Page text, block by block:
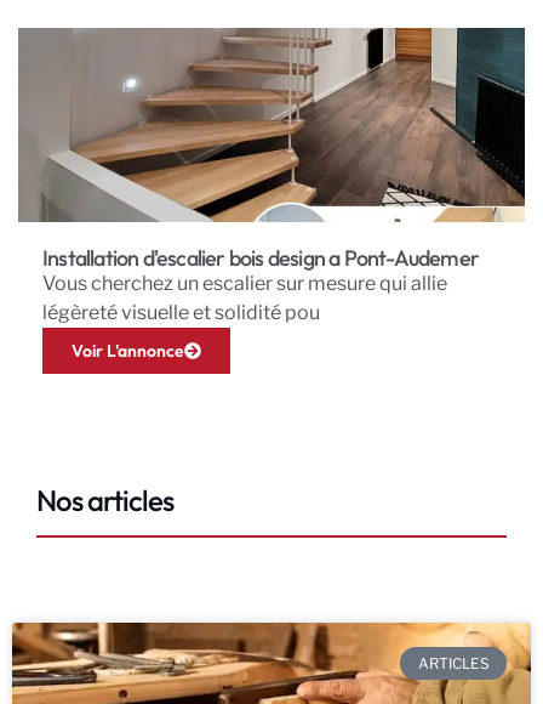
Installation d'escalier bois design a Pont-Audemer
Vous cherchez un escalier sur mesure qui allie
légèreté visuelle et solidité pou
Voir L'annonce
Nos articles
ARTICLES